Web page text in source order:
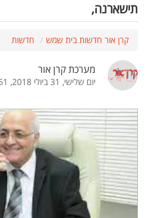
תישארנה,
קרן אור חדשות בית שמש חדשות
מערכת קרן אור
יום שלישי, 31 ביולי 2018, 05:51